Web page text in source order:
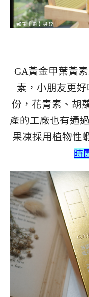
GA黃金甲葉黃
素，小朋友更
份，花青素、胡
產的工廠也有通
果凍採用植物性
時